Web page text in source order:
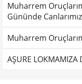
Muharrem
Gününde
Muharrem
AŞURE LOKMAMIZA